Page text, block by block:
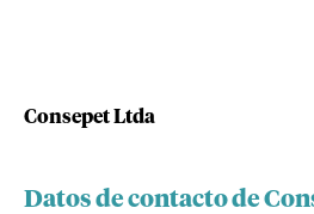
Consepet Ltda
Datos de contacto de